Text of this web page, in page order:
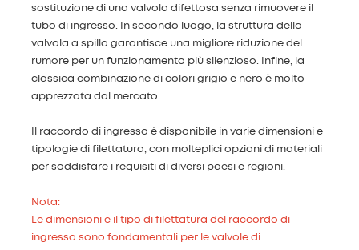
sostituzione di una valvola difettosa senza rimuovere il
tubo di ingresso. In secondo luogo, la struttura della
valvola a spillo garantisce una migliore riduzione del
rumore per un funzionamento più silenzioso. Infine, la
classica combinazione di colori grigio e nero è molto
apprezzata dal mercato.
Il raccordo di ingresso è disponibile in varie dimensioni e
tipologie di filettatura, con molteplici opzioni di materiali
per soddisfare i requisiti di diversi paesi e regioni.
Nota:
Le dimensioni e il tipo di filettatura del raccordo di
ingresso sono fondamentali per le valvole di